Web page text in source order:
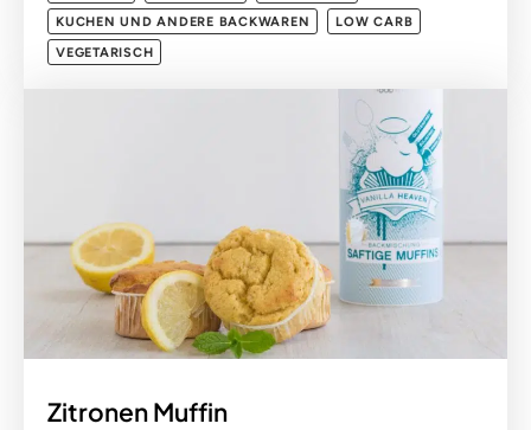
KUCHEN UND ANDERE BACKWAREN
LOW CARB
VEGETARISCH
Zitronen Muffin